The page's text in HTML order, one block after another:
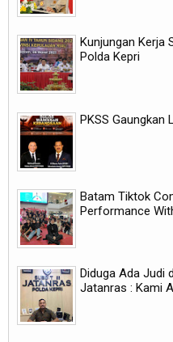
Kunjungan Kerja
Polda Kepri
PKSS Gaungkan
Batam Tiktok
Performance
Diduga Ada Judi
Jatanras : Kami